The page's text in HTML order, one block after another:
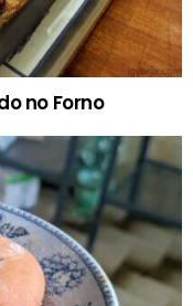
no Forno